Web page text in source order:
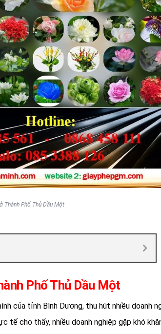
Thành Phố Thủ Dầu Một
Phố Thủ Dầu Một
của tỉnh Bình Dương, thu hút nhiều doanh
tế cho thấy, nhiều doanh nghiệp gặp khó